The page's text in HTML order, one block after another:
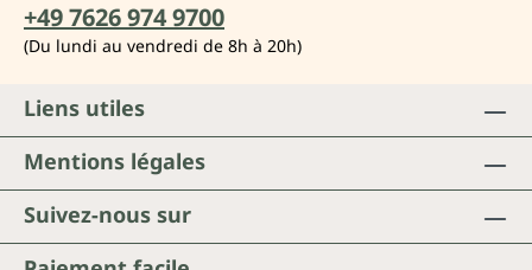
+49 7626 974 9700
(Du lundi au vendredi de 8h à 20h)
Suivez-nous sur
Liens utiles
Mentions légales